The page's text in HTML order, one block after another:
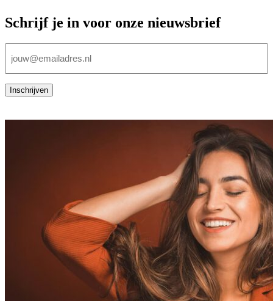
Schrijf je in voor onze nieuwsbrief
mailadres
Inschrijven